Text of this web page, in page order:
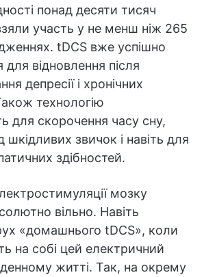
понад десяти тисяч
участь у не менш ніж 265
tDCS вже успішно
для відновлення після
депресії і хронічних
технологію
для скорочення часу сну,
шкідливих звичок і навіть для
здібностей.
мозку
вільно. Навіть
«домашнього tDCS», коли
на собі цей електричний
житті. Так, на окрему